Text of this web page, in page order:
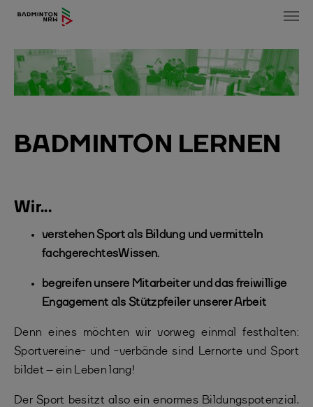
Skip to main content
BADMINTON LERNEN
Wir...
verstehen Sport als Bildung und vermitteln
fachgerechtesWissen.
begreifen unsere Mitarbeiter und das freiwillige
Engagement als Stützpfeiler unserer Arbeit
Denn eines möchten wir vorweg einmal festhalten:
Sportvereine- und -verbände sind Lernorte und Sport
bildet – ein Leben lang!
Der Sport besitzt also ein enormes Bildungspotenzial,